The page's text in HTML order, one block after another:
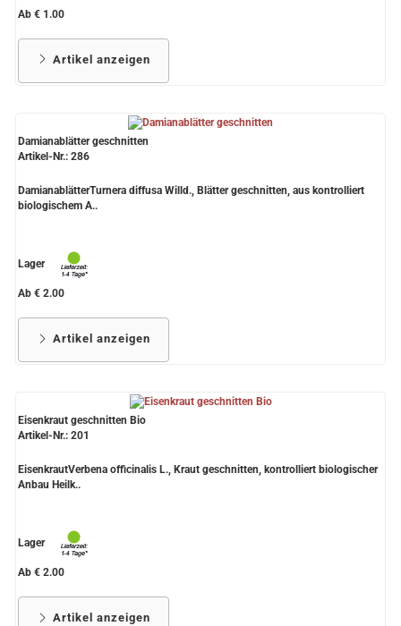
Ab € 1.00
Artikel anzeigen
Damianablätter geschnitten
Artikel-Nr.: 286
DamianablätterTurnera diffusa Willd., Blätter geschnitten, aus kontrolliert
biologischem A..
Lager
Ab € 2.00
Artikel anzeigen
Eisenkraut geschnitten Bio
Artikel-Nr.: 201
EisenkrautVerbena officinalis L., Kraut geschnitten, kontrolliert biologischer
Anbau Heilk..
Lager
Ab € 2.00
Artikel anzeigen